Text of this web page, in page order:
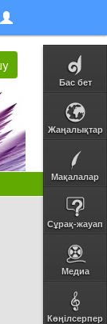
Бас бет
Жаңалықтар
Мақалалар
Сұрақ-жауап
Медиа
Көңілсерпер